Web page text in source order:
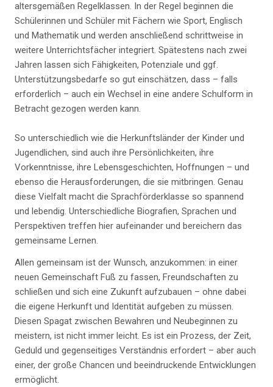
altersgemäßen Regelklassen. In der Regel beginnen die
Schülerinnen und Schüler mit Fächern wie Sport, Englisch
und Mathematik und werden anschließend schrittweise in
weitere Unterrichtsfächer integriert. Spätestens nach zwei
Jahren lassen sich Fähigkeiten, Potenziale und ggf.
Unterstützungsbedarfe so gut einschätzen, dass – falls
erforderlich – auch ein Wechsel in eine andere Schulform in
Betracht gezogen werden kann.
So unterschiedlich wie die Herkunftsländer der Kinder und
Jugendlichen, sind auch ihre Persönlichkeiten, ihre
Vorkenntnisse, ihre Lebensgeschichten, Hoffnungen – und
ebenso die Herausforderungen, die sie mitbringen. Genau
diese Vielfalt macht die Sprachförderklasse so spannend
und lebendig. Unterschiedliche Biografien, Sprachen und
Perspektiven treffen hier aufeinander und bereichern das
gemeinsame Lernen.
Allen gemeinsam ist der Wunsch, anzukommen: in einer
neuen Gemeinschaft Fuß zu fassen, Freundschaften zu
schließen und sich eine Zukunft aufzubauen – ohne dabei
die eigene Herkunft und Identität aufgeben zu müssen.
Diesen Spagat zwischen Bewahren und Neubeginnen zu
meistern, ist nicht immer leicht. Es ist ein Prozess, der Zeit,
Geduld und gegenseitiges Verständnis erfordert – aber auch
einer, der große Chancen und beeindruckende Entwicklungen
ermöglicht.